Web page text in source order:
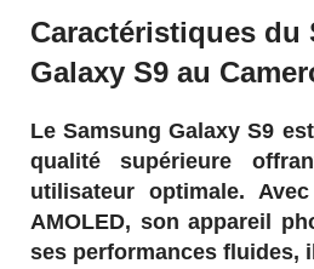
Caractéristiques du
Galaxy S9 au
Le Samsung Galaxy S9
qualité supérieure
utilisateur optimale.
AMOLED, son appareil
ses performances fluides,